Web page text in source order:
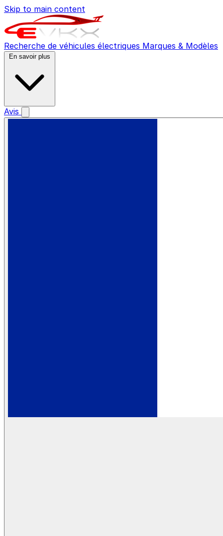
Skip to main content
Recherche de véhicules électriques Marques & Modèles
En savoir plus
Avis